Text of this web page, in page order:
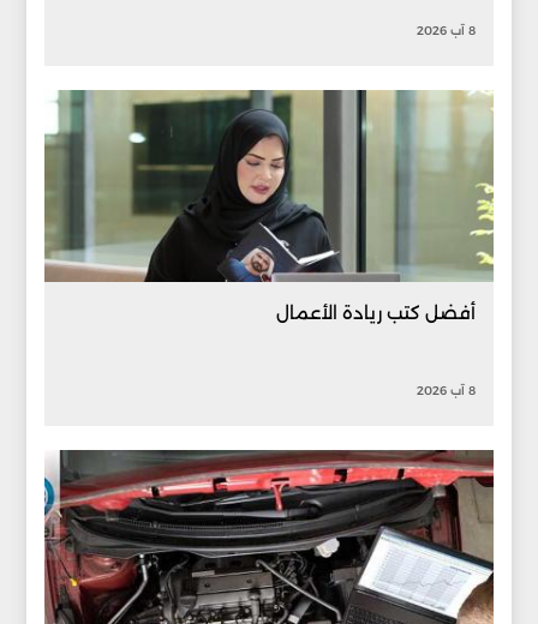
8 آب 2026
أفضل كتب ريادة الأعمال
8 آب 2026